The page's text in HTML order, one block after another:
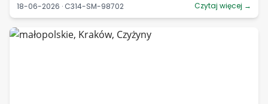
18-06-2026 · C314-SM-98702
Czytaj więcej →